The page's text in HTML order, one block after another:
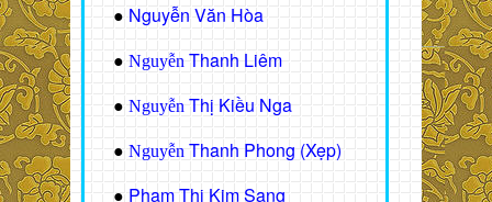
● Nguyễn Văn Hòa
● Nguyễn Thanh Liêm
● Nguyễn Thị Kiều Nga
● Nguyễn Thanh Phong (Xẹp)
● Phạm Thị Kim Sang